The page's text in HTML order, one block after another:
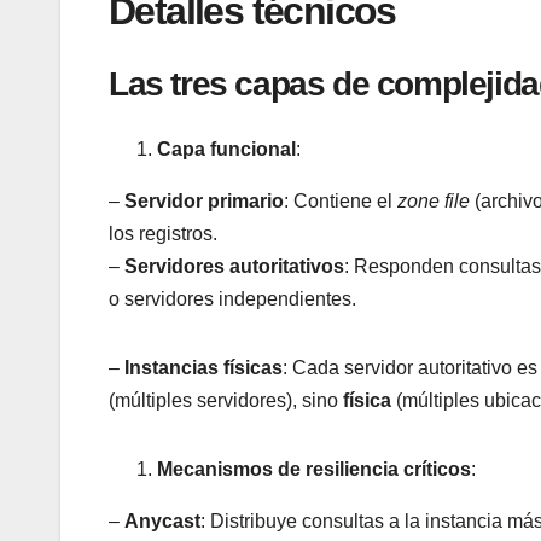
Detalles técnicos
Las tres capas de
Capa funcional :
– Servidor primario: Contiene el zone file
los registros.
– Servidores autoritativos: Responden
o servidores independientes.
– Instancias físicas: Cada servidor autoritativo
(múltiples servidores), sino física (múltiples
Mecanismos de resiliencia críticos:
– Anycast: Distribuye consultas a la instancia